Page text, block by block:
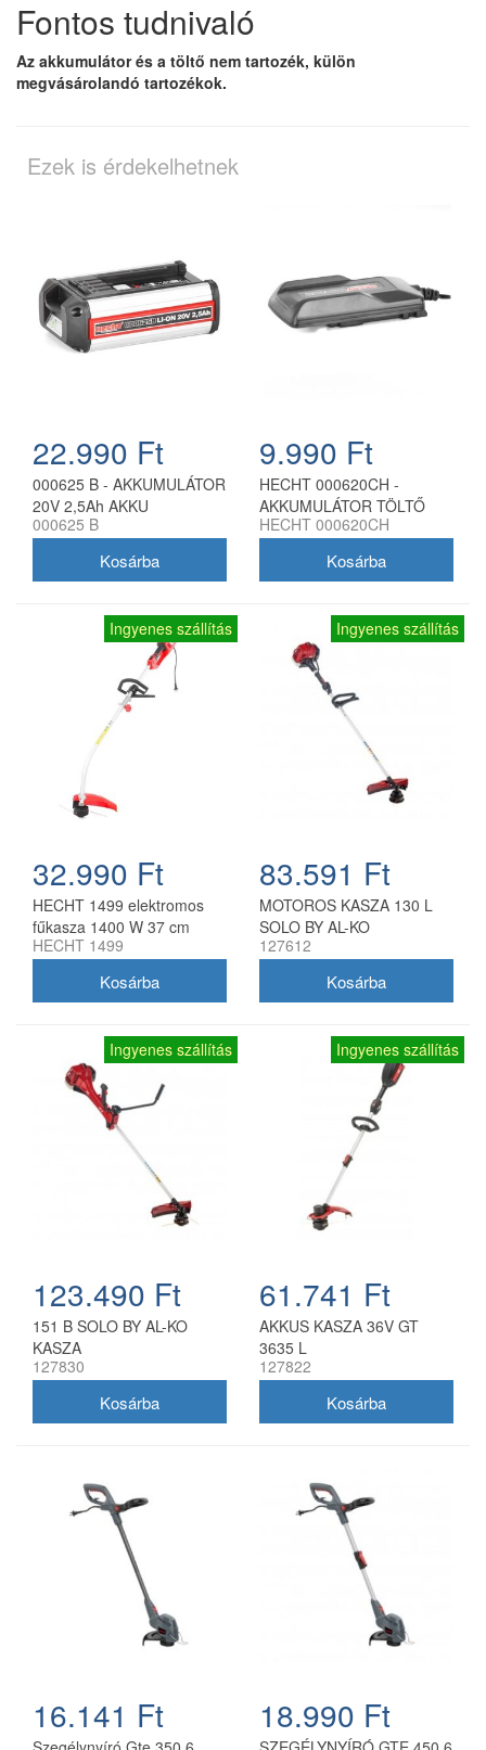
Fontos tudnivaló
Az akkumulátor és a töltő nem tartozék, külön
megvásárolandó tartozékok.
Ezek is érdekelhetnek
22.990 Ft
000625 B - AKKUMULÁTOR
20V 2,5Ah AKKU
PROGRAM 6020
000625 B
9.990 Ft
HECHT 000620CH -
AKKUMULÁTOR TÖLTŐ
AKKU PROGRAM 6020
HECHT 000620CH
Ingyenes szállítás
32.990 Ft
HECHT 1499 elektromos
fűkasza 1400 W 37 cm
munkaszélességgel
HECHT 1499
Ingyenes szállítás
83.591 Ft
MOTOROS KASZA 130 L
SOLO BY AL-KO
127612
Ingyenes szállítás
123.490 Ft
151 B SOLO BY AL-KO
KASZA
127830
Ingyenes szállítás
61.741 Ft
AKKUS KASZA 36V GT
3635 L
127822
16.141 Ft 18.990 Ft